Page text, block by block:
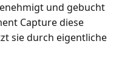
und gebucht
Capture diese
sie durch eigentliche